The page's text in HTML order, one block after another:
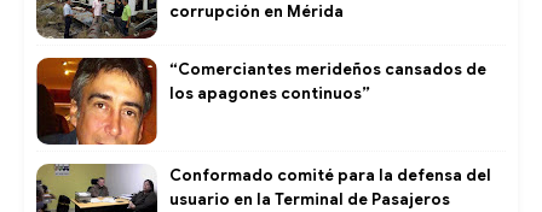
corrupción en Mérida
“Comerciantes merideños cansados de
los apagones continuos”
Conformado comité para la defensa del
usuario en la Terminal de Pasajeros